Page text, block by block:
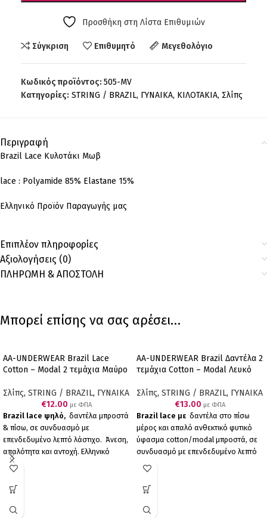
Προσθήκη στη Λίστα Επιθυμιών
Σύγκριση Επιθυμητό Μεγεθολόγιο
Κωδικός προϊόντος: 505-MV
Κατηγορίες: STRING / BRAZIL, ΓΥΝΑΙΚΑ, ΚΙΛΟΤΑΚΙΑ, Σλίπς
Περιγραφή
Brazil Lace Κυλοτάκι Μωβ
lace : Polyamide 85% Elastane 15%
Ελληνικό Προϊόν Παραγωγής μας
Επιπλέον πληροφορίες
Αξιολογήσεις (0)
ΠΛΗΡΩΜΗ & ΑΠΟΣΤΟΛΗ
Μπορεί επίσης να σας αρέσει…
AA-UNDERWEAR Brazil Lace
Cotton – Modal 2 τεμάχια Μαύρο
Σλίπς, STRING / BRAZIL, ΓΥΝΑΙΚΑ
€12.00 με ΦΠΑ
Brazil lace ψηλό, δαντέλα μπροστά
& πίσω, σε συνδυασμό με
επενδεδυμένο λεπτό λάστιχο. Άνεση,
απαλότητα και αντοχή. Ελληνικό
Προϊόν Παραγωγής μας. Συσκευασία
AA-UNDERWEAR Brazil Δαντέλα 2
τεμάχια Cotton – Modal Λευκό
Σλίπς, STRING / BRAZIL, ΓΥΝΑΙΚΑ
€13.00 με ΦΠΑ
Brazil lace με δαντέλα στο πίσω
μέρος και απαλό ανθεκτικό φυτικό
ύφασμα cotton/modal μπροστά, σε
συνδυασμό με επενδεδυμένο λεπτό
λάστιχο για να μη διαγράφει, έχουμε
απαλότητα και αντοχή. Ελληνικό
δύο τεμαχίων (2 λευκά).